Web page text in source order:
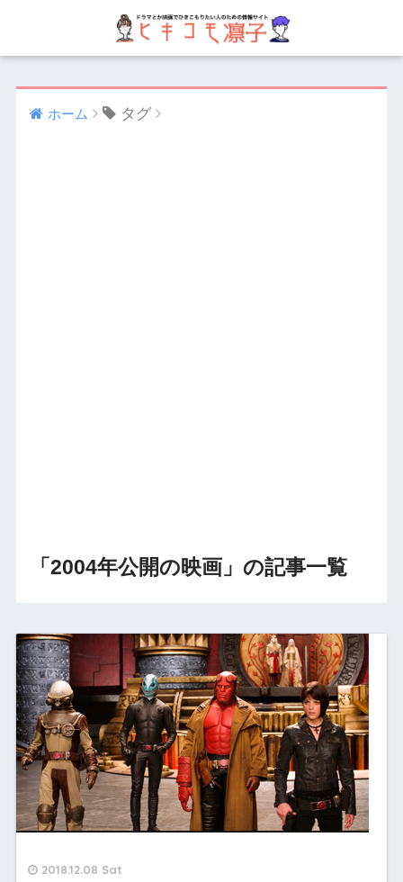
ホーム タグ
「2004年公開の映画」の記事一覧
2018.12.08 Sat